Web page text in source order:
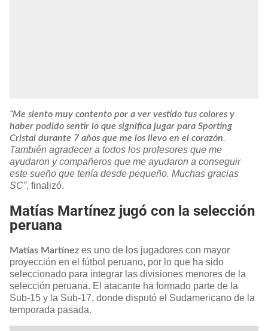
“Me siento muy contento por a ver vestido tus colores y
haber podido sentir lo que significa jugar para Sporting
Cristal durante 7 años que me los llevo en el corazón.
También agradecer a todos los profesores que me
ayudaron y compañeros que me ayudaron a conseguir
este sueño que tenía desde pequeño. Muchas gracias
SC”, finalizó.
Matías Martínez jugó con la selección
peruana
Matías Martínez es uno de los jugadores con mayor
proyección en el fútbol peruano, por lo que ha sido
seleccionado para integrar las divisiones menores de la
selección peruana. El atacante ha formado parte de la
Sub-15 y la Sub-17, donde disputó el Sudamericano de la
temporada pasada.